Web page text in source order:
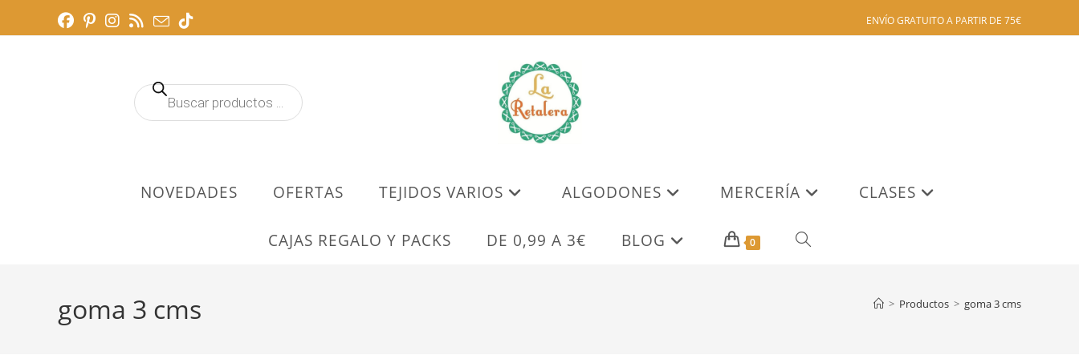
ENVÍO GRATUITO A PARTIR DE 75€
Búsqueda
de
NOVEDADES OFERTAS TEJIDOS VARIOS ALGODONES MERCERÍA CLASES
CAJAS REGALO Y PACKS DE 0,99 A 3€ BLOG 0 ALTERNAR
goma 3 cms > Productos > goma 3 cms